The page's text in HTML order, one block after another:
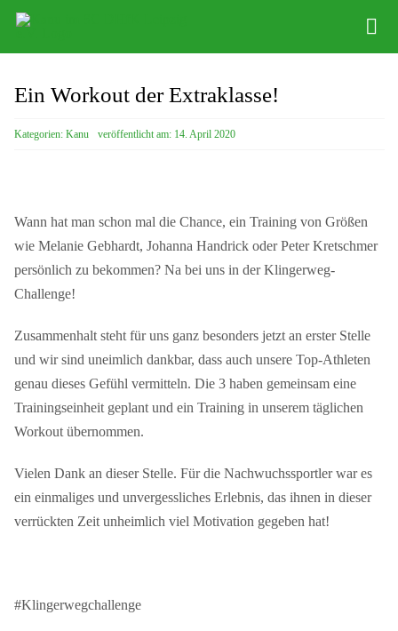
Zum
Sponsoring
Ein Workout der Extraklasse!
Kategorien: Kanu veröffentlicht am: 14. April 2020
Wann hat man schon mal die Chance, ein Training von Größen
wie Melanie Gebhardt, Johanna Handrick oder Peter Kretschmer
persönlich zu bekommen? Na bei uns in der Klingerweg-
Challenge!
Zusammenhalt steht für uns ganz besonders jetzt an erster Stelle
und wir sind uneimlich dankbar, dass auch unsere Top-Athleten
genau dieses Gefühl vermitteln. Die 3 haben gemeinsam eine
Trainingseinheit geplant und ein Training in unserem täglichen
Workout übernommen.
Vielen Dank an dieser Stelle. Für die Nachwuchssportler war es
ein einmaliges und unvergessliches Erlebnis, das ihnen in dieser
verrückten Zeit unheimlich viel Motivation gegeben hat!
#Klingerwegchallenge